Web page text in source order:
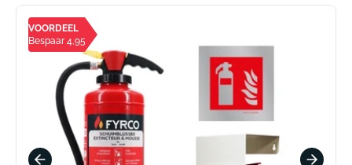
VOORDEEL
Bespaar 4,95